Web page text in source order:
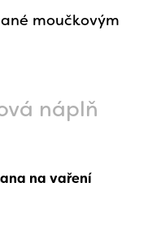
moučkovým
náplň
na vaření